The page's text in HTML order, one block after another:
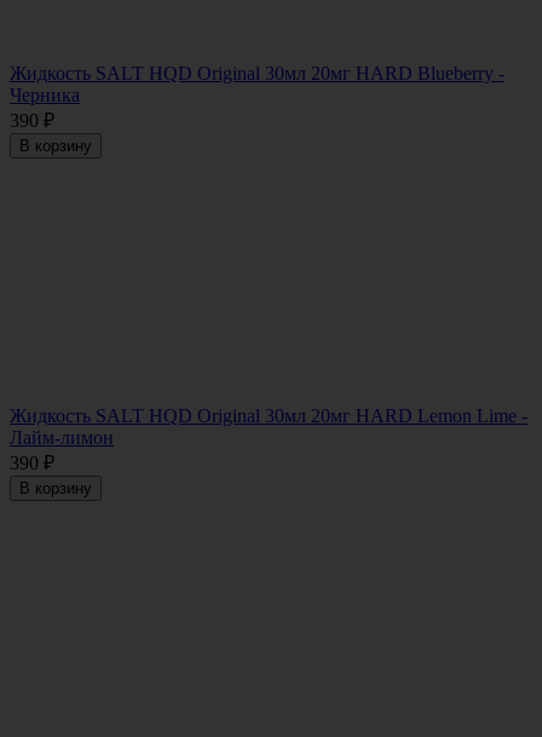
Жидкость SALT HQD Original 30мл 20мг HARD Blueberry -
Черника
390 ₽
В корзину
Жидкость SALT HQD Original 30мл 20мг HARD Lemon Lime -
Лайм-лимон
390 ₽
В корзину